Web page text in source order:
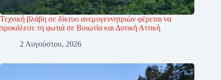
Τεχνική βλάβη σε δίκτυο ανεμογεννητριών φέρεται να
προκάλεσε τη φωτιά σε Βοιωτία και Δυτική Αττική
2 Αυγούστου, 2026